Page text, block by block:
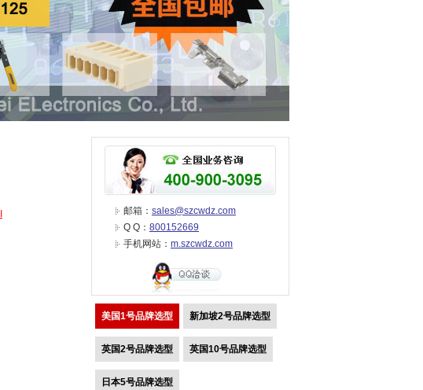
邮箱： sales@szcwdz.com
Q Q： 800152669
手机网站： m.szcwdz.com
美国1号品牌选型 新加坡2号品牌选型
英国2号品牌选型 英国10号品牌选型
日本5号品牌选型